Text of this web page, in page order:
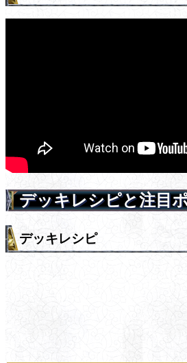
デッキレシピと注目
デッキレシピ